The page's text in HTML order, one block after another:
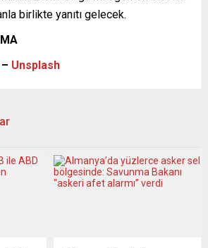
birlikte yanıtı gelecek.
– Unsplash